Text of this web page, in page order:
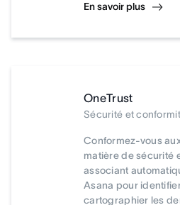
En savoir plus
OneTrust
Sécurité et
Conformez-vous
matière de sécurité
associant
Asana pour
cartographier les